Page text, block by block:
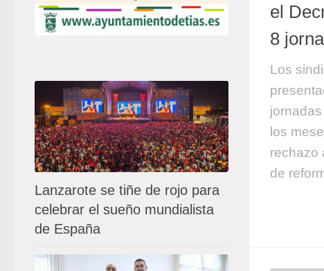
el
8
Los
los
rechazo
de
Lanzarote se tiñe de rojo para
celebrar el sueño mundialista
de España